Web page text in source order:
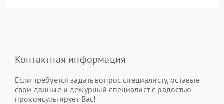
Контактная информация
Если требуется задать вопрос специалисту, оставьте
свои данные и дежурный специалист с радостью
проконсультирует Вас!